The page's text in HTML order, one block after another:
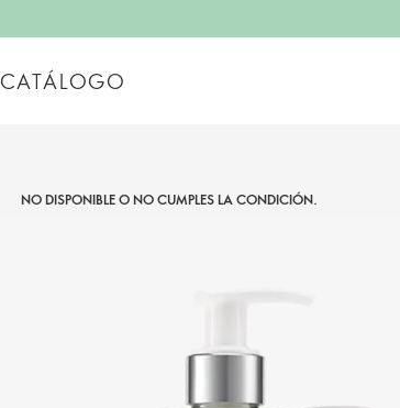
CATÁLOGO
NO DISPONIBLE O NO CUMPLES LA CONDICIÓN.